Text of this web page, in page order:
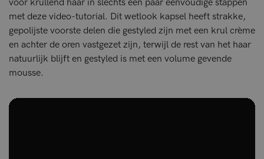
voor krullend haar in slechts een paar eenvoudige stappen
met deze video-tutorial. Dit wetlook kapsel heeft strakke,
gepolijste voorste delen die gestyled zijn met een krul crème
en achter de oren vastgezet zijn, terwijl de rest van het haar
natuurlijk blijft en gestyled is met een volume gevende
mousse.